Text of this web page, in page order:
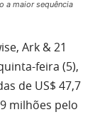
a maior sequência
Ark & 21
feira (5),
de US$ 47,7
milhões pelo